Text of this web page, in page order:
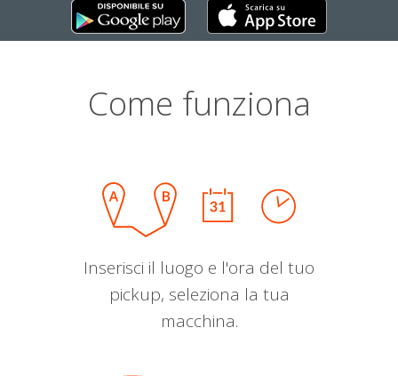
Come funziona
Inserisci il luogo e l'ora del tuo
pickup, seleziona la tua
macchina.